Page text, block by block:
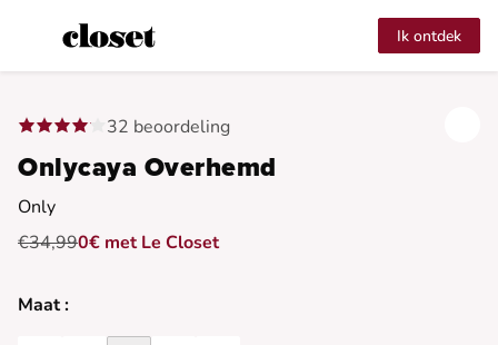
Ik ontdek
32 beoordeling
Onlycaya Overhemd
Only
€34,990€ met Le Closet
Maat :